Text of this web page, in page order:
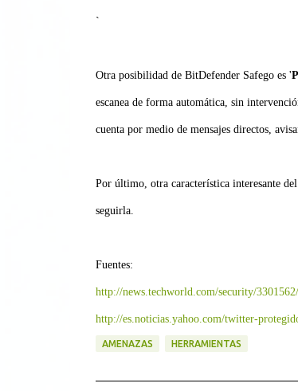
`
Otra posibilidad de BitDefender Safego es '
escanea de forma automática, sin
cuenta por medio de mensajes directos,
Por último, otra característica interesante
seguirla.
Fuentes:
http://news.techworld.com/security/
http://es.noticias.yahoo.com/twitter-
AMENAZAS HERRAMIENTAS